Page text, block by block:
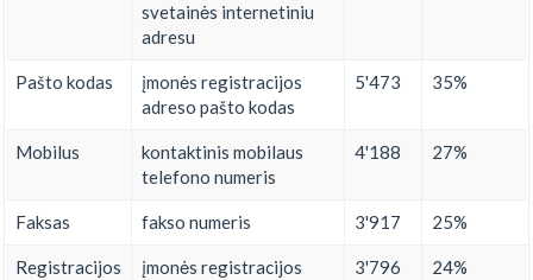
svetainės internetiniu
adresu
Pašto kodas
įmonės registracijos
adreso pašto kodas
5'473 35%
Mobilus
kontaktinis mobilaus
telefono numeris
4'188 27%
Faksas fakso numeris 3'917 25%
Registracijos
įmonės registracijos
3'796 24%